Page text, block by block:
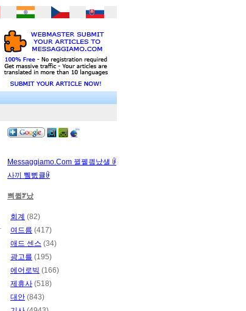
Messaggiamo.Com 뀔뀉킠났샐 ꀰ
사끼 쀜삜큘ꀰ
쁴큌ꃠ났
회계 (82)
여드름 (417)
애드 센스 (34)
광고를 (195)
에어로빅 (166)
제휴사 (518)
대안 (843)